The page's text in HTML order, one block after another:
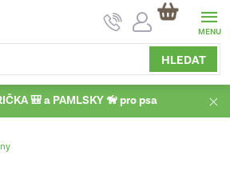
HLEDAT
NÁKUPNÍ
KOŠÍK
🎒 a PAMLSKY 🦮 pro psa